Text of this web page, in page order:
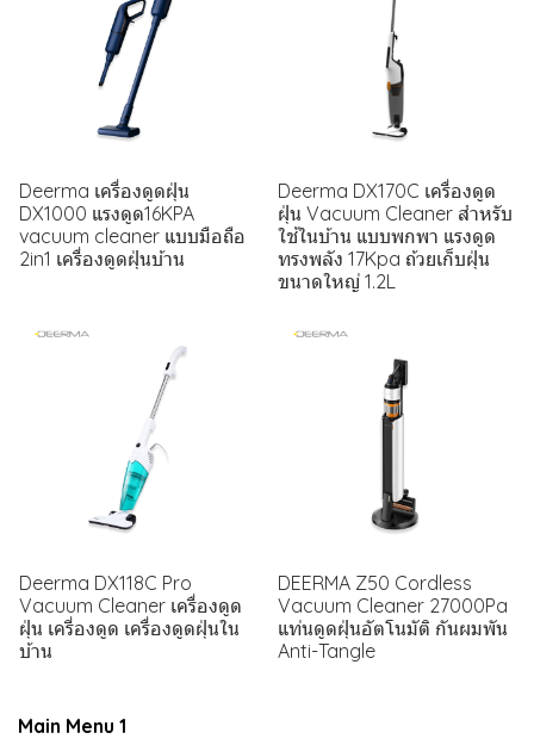
Deerma เครื่องดูดฝุ่น
DX1000 แรงดูด16KPA
vacuum cleaner แบบมือถือ
2in1 เครื่องดูดฝุ่นบ้าน
Deerma DX170C เครื่องดูด
ฝุ่น Vacuum Cleaner สำหรับ
ใช้ในบ้าน แบบพกพา แรงดูด
ทรงพลัง 17Kpa ถ้วยเก็บฝุ่น
ขนาดใหญ่ 1.2L
Deerma DX118C Pro
Vacuum Cleaner เครื่องดูด
ฝุ่น เครี่องดูด เครื่องดูดฝุ่นใน
บ้าน
DEERMA Z50 Cordless
Vacuum Cleaner 27000Pa
แท่นดูดฝุ่นอัตโนมัติ กันผมพัน
Anti-Tangle
Main Menu 1